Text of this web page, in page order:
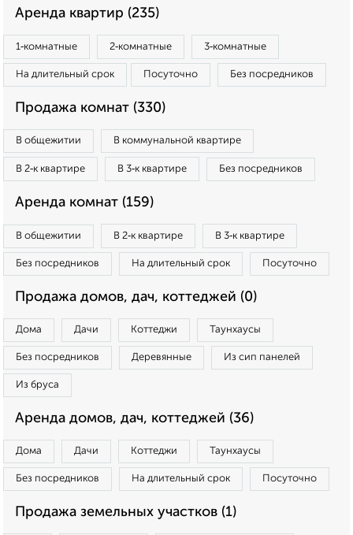
Аренда квартир (235)
1‑комнатные 2‑комнатные 3‑комнатные
На длительный срок Посуточно Без посредников
Продажа комнат (330)
В общежитии В коммунальной квартире
В 2‑к квартире В 3‑к квартире Без посредников
Аренда комнат (159)
В общежитии В 2‑к квартире В 3‑к квартире
Без посредников На длительный срок Посуточно
Продажа домов, дач, коттеджей (0)
Дома Дачи Коттеджи Таунхаусы
Без посредников Деревянные Из сип панелей
Из бруса
Аренда домов, дач, коттеджей (36)
Дома Дачи Коттеджи Таунхаусы
Без посредников На длительный срок Посуточно
Продажа земельных участков (1)